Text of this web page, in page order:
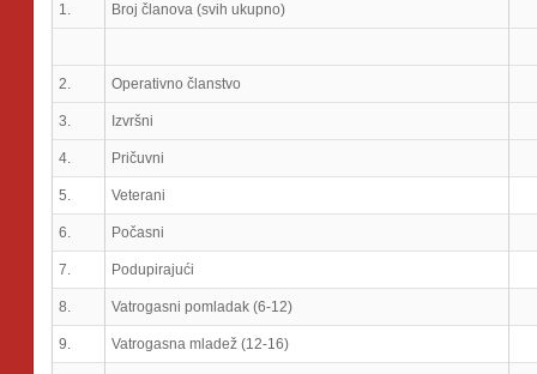
1. Broj članova (svih ukupno)
2. Operativno članstvo
3. Izvršni
4. Pričuvni
5. Veterani
6. Počasni
7. Podupirajući
8. Vatrogasni pomladak (6-12)
9. Vatrogasna mladež (12-16)